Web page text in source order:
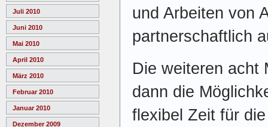
Juli 2010
Juni 2010
Mai 2010
April 2010
März 2010
Februar 2010
Januar 2010
Dezember 2009
und Arbeiten von
partnerschaftlich
Die weiteren acht
dann die
flexibel Zeit für